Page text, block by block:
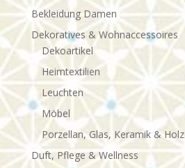
Bekleidung Damen
Dekoratives & Wohnaccessoires
Dekoartikel
Heimtextilien
Leuchten
Möbel
Porzellan, Glas, Keramik & Holz
Duft, Pflege & Wellness